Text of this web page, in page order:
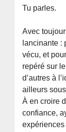
Tu parles.
Avec
lancinante :
vécu, et
repéré sur
d’autres à
ailleurs
À en croire
confiance,